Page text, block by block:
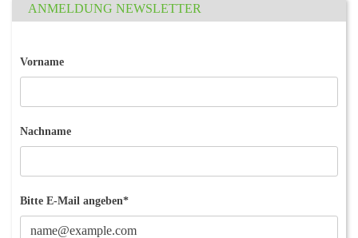
ANMELDUNG NEWSLETTER
Vorname
Nachname
Bitte E-Mail angeben*